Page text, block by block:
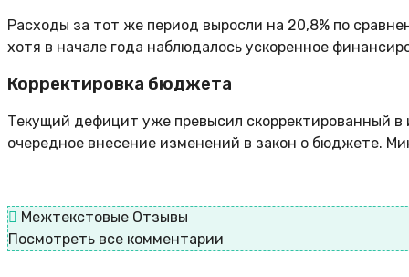
Расходы за тот же период выросли на 20,8% по
хотя в начале года наблюдалось ускоренное
Корректировка бюджета
Текущий дефицит уже превысил скорректированный
очередное внесение изменений в закон о бюджете.
Межтекстовые Отзывы
Посмотреть все комментарии